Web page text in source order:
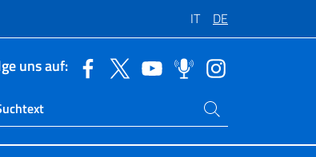
IT DE
uns auf:
sito live
Website